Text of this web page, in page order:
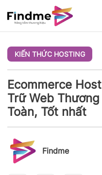
qua
nội
KIẾN THỨC HOSTING
Ecommerce
Trữ Web
Toàn, Tốt nhất
Findme